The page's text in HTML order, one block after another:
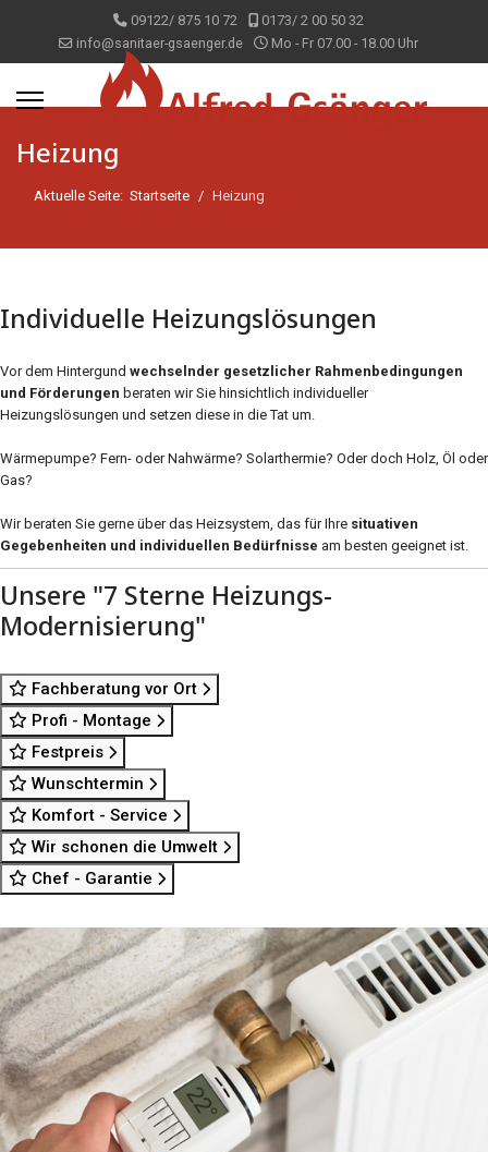
09122/ 875 10 72
0173/ 2 00 50 32
info@sanitaer-gsaenger.de
Mo - Fr 07.00 - 18.00 Uhr
Heizung
Aktuelle Seite: Startseite Heizung
Individuelle Heizungslösungen
Vor dem Hintergund wechselnder gesetzlicher Rahmenbedingungen
und Förderungen beraten wir Sie hinsichtlich individueller
Heizungslösungen und setzen diese in die Tat um.
Wärmepumpe? Fern- oder Nahwärme? Solarthermie? Oder doch Holz, Öl oder
Gas?
Wir beraten Sie gerne über das Heizsystem, das für Ihre situativen
Gegebenheiten und individuellen Bedürfnisse am besten geeignet ist.
Unsere "7 Sterne Heizungs-
Modernisierung"
Fachberatung vor Ort
Profi - Montage
Festpreis
Wunschtermin
Komfort - Service
Wir schonen die Umwelt
Chef - Garantie